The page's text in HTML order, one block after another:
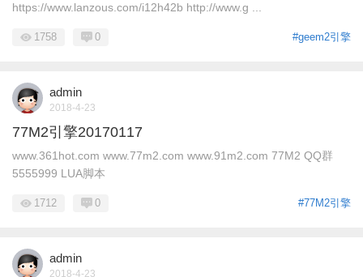
https://www.lanzous.com/i12h42b http://www.g ...
#geem2引擎
1758 0
admin
2018-4-23
77M2引擎20170117
www.361hot.com www.77m2.com www.91m2.com 77M2 QQ群
5555999 LUA脚本
#77M2引擎
1712 0
admin
2018-4-23